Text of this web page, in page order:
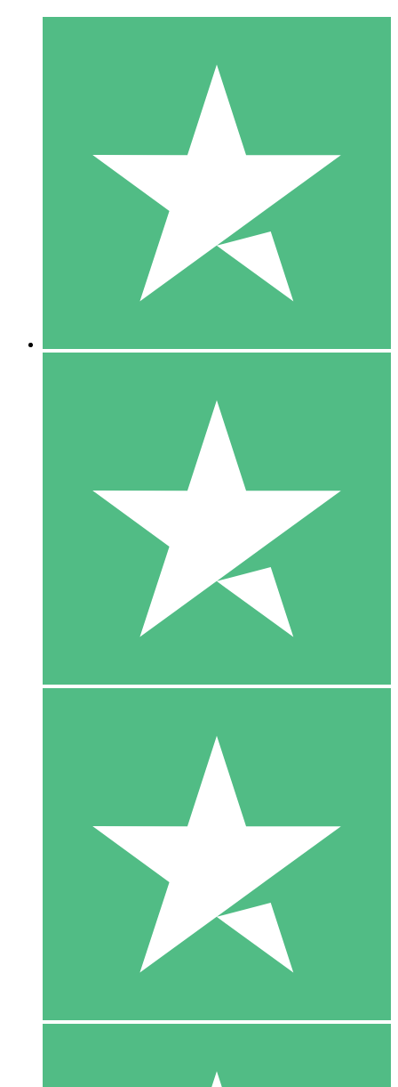
Paquetes de Créditos Individuales
Paga según el uso con créditos de descarga. Sin compromiso
10 00
10 Descargas
20 00